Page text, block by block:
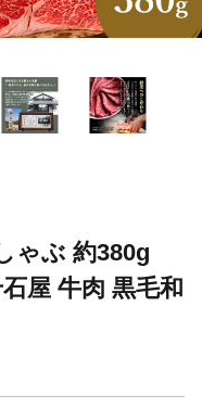
ゃぶ 約380g
屋 牛肉 黒毛和